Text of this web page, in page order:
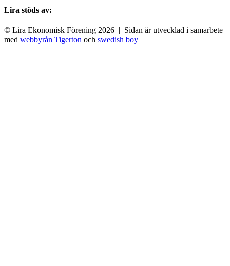
Lira stöds av:
© Lira Ekonomisk Förening 2026 | Sidan är utvecklad i samarbete
med webbyrån Tigerton och swedish boy